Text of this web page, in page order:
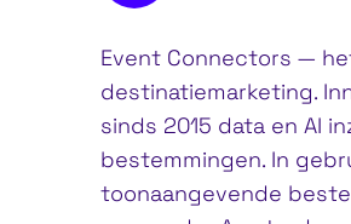
Event Connectors —
destinatiemarketing.
sinds 2015 data en AI
bestemmingen. In
toonaangevende